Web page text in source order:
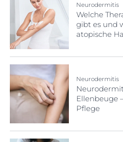
Neurodermitis
Welche
gibt es und
atopische
Neurodermitis
Ellenbeuge
Pflege